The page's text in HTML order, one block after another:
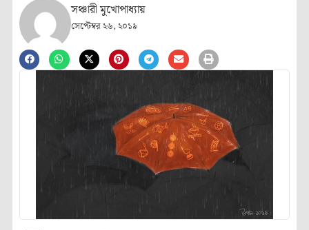
সঞ্চারী মুখোপাধ্যায়
সেপ্টেম্বর ২৬, ২০১৯